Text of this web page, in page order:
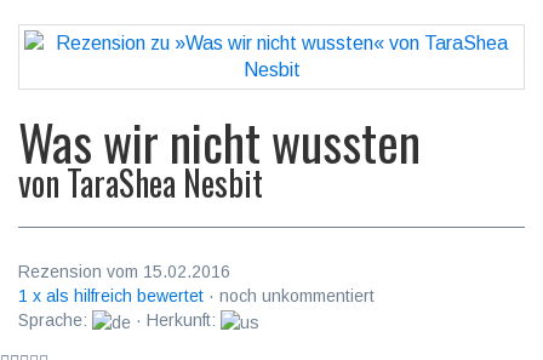
Was wir nicht wussten
vonTaraShea Nesbit
Rezension vom 15.02.2016
1 x als hilfreich bewertet · noch unkommentiert
Sprache:
· Herkunft: